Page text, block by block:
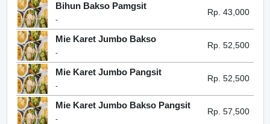
Bihun Bakso Pamgsit
-
Rp. 43,000
Mie Karet Jumbo Bakso
-
Rp. 52,500
Mie Karet Jumbo Pangsit
-
Rp. 52,500
Mie Karet Jumbo Bakso Pangsit
-
Rp. 57,500